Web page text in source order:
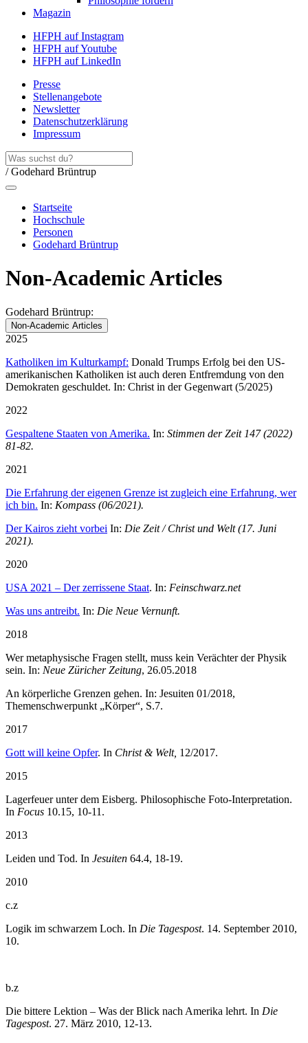
Magazin
HFPH auf Instagram
HFPH auf Youtube
HFPH auf LinkedIn
Presse
Stellenangebote
Newsletter
Datenschutzerklärung
Impressum
/ Godehard Brüntrup
Startseite
Hochschule
Personen
Godehard Brüntrup
Non-Academic Articles
Godehard Brüntrup:
Non-Academic Articles
2025
Katholiken im Kulturkampf: Donald Trumps Erfolg bei den US-
amerikanischen Katholiken ist auch deren Entfremdung von den
Demokraten geschuldet. In: Christ in der Gegenwart (5/2025)
2022
Gespaltene Staaten von Amerika. In: Stimmen der Zeit 147 (2022)
81-82.
2021
Die Erfahrung der eigenen Grenze ist zugleich eine Erfahrung, wer
ich bin. In: Kompass (06/2021).
Der Kairos zieht vorbei In: Die Zeit / Christ und Welt (17. Juni
2021).
2020
USA 2021 – Der zerrissene Staat. In: Feinschwarz.net
Was uns antreibt. In: Die Neue Vernunft.
2018
Wer metaphysische Fragen stellt, muss kein Verächter der Physik
sein. In: Neue Züricher Zeitung, 26.05.2018
An körperliche Grenzen gehen. In: Jesuiten 01/2018,
Themenschwerpunkt „Körper“, S.7.
2017
Gott will keine Opfer. In Christ & Welt, 12/2017.
2015
Lagerfeuer unter dem Eisberg. Philosophische Foto-Interpretation.
In Focus 10.15, 10-11.
2013
Leiden und Tod. In Jesuiten 64.4, 18-19.
2010
c.z
Logik im schwarzem Loch. In Die Tagespost. 14. September 2010,
10.
b.z
Die bittere Lektion – Was der Blick nach Amerika lehrt. In Die
Tagespost. 27. März 2010, 12-13.